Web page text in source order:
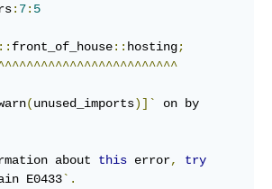
: 7: 5
:: front_of_house:: hosting;
(unused_imports)]`
about this error,
try
E0433`.